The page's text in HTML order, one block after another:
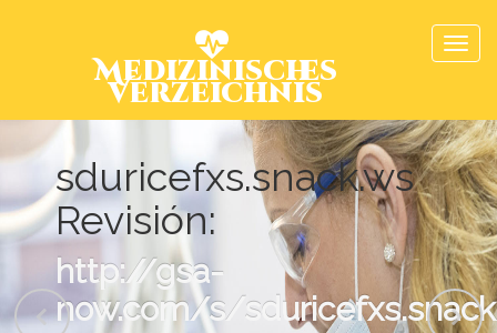
Medizinisches
Verzeichnis
sduricefxs.snack.ws
Revisión:
http://gsa-
now.com/s/